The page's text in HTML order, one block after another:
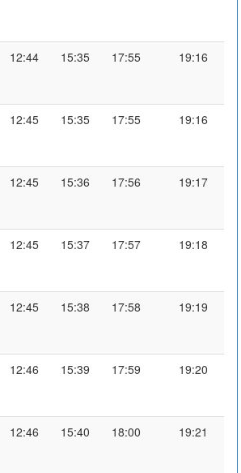
12:44 15:35 17:55 19:16
12:45 15:35 17:55 19:16
12:45 15:36 17:56 19:17
12:45 15:37 17:57 19:18
12:45 15:38 17:58 19:19
12:46 15:39 17:59 19:20
12:46 15:40 18:00 19:21